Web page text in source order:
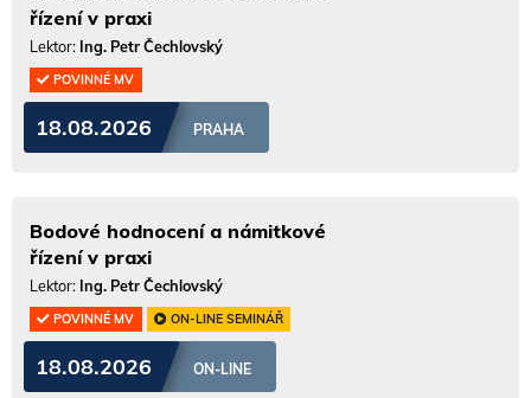
řízení v praxi
Lektor: Ing. Petr Čechlovský
POVINNÉ MV
18.08.2026 PRAHA
Bodové hodnocení a námitkové
řízení v praxi
Lektor: Ing. Petr Čechlovský
POVINNÉ MV ON-LINE SEMINÁŘ
18.08.2026 ON-LINE